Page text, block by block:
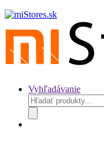
Vyhľadávanie
Products
search